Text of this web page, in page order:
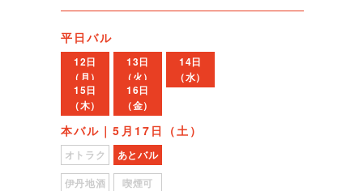
平日バル
12日
（月）
13日
（火）
14日
（水）
15日
（木）
16日
（金）
本バル｜5月17日（土）
オトラク
あとバル
伊丹地酒
喫煙可